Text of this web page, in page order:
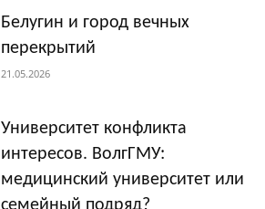
Белугин и город вечных
перекрытий
21.05.2026
Университет конфликта
интересов. ВолгГМУ:
медицинский университет или